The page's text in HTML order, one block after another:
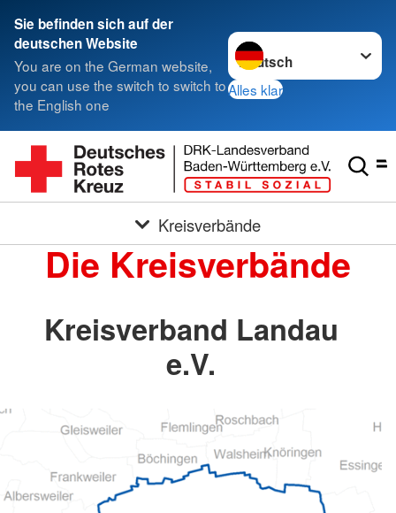
Sie befinden sich auf der
deutschen Website
You are on the German website,
you can use the switch to switch to
the English one
Sprache wechseln zu
Alles klar
Kreisverbände
Die Kreisverbände
Kreisverband Landau
e.V.